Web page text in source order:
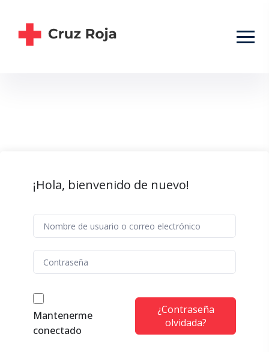
¡Hola, bienvenido de nuevo!
Mantenerme
conectado
¿Contraseña
olvidada?